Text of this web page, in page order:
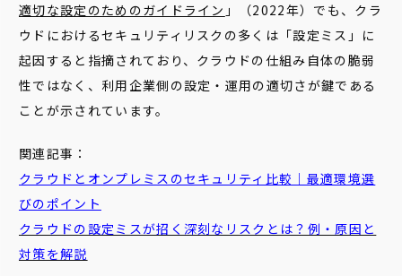
適切な設定のためのガイドライン 」（2022年）でも、クラ
ウドにおけるセキュリティリスクの多くは「設定ミス」に
起因すると指摘されており、クラウドの仕組み自体の脆弱
性ではなく、利用企業側の設定・運用の適切さが鍵である
ことが示されています。
関連記事：
クラウドとオンプレミスのセキュリティ比較｜最適環境選
びのポイント
クラウドの設定ミスが招く深刻なリスクとは？例・原因と
対策を解説